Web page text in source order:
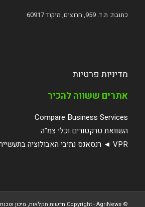
כתובת: ת.ד. 959, חרוצים, מיקוד 60917
מדיניות פרטיות
אתרים ששווה להכיר
Compare Business Services
השוואת טרקטורים וכלי צמ"ה
VPR ◄ רנסאנס נתיבי האבולוציה בתעשיית הרכב
© ‫Copyright - AgriNews חדשות חקלאות, מיכון וטכנולוגיה בישראל ◄ אגריניוז